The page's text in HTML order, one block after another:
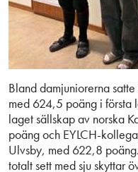
Bland damjuniorerna
med 624,5 poäng i första
laget sällskap av norska
poäng och EYLCH-
Ulvsby, med 622,8
totalt sett med sju skyttar